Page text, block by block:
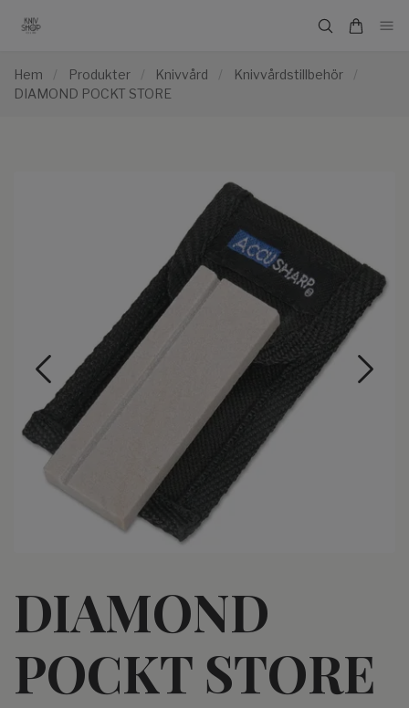
Hem / Produkter / Knivvård / Knivvårdstillbehör
/
DIAMOND POCKT STORE
DIAMOND
POCKT STORE